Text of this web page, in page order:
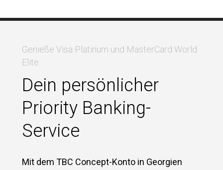
Genieße Visa Platinum und MasterCard World
Elite
Dein persönlicher
Priority Banking-
Service
Mit dem TBC Concept-Konto in Georgien